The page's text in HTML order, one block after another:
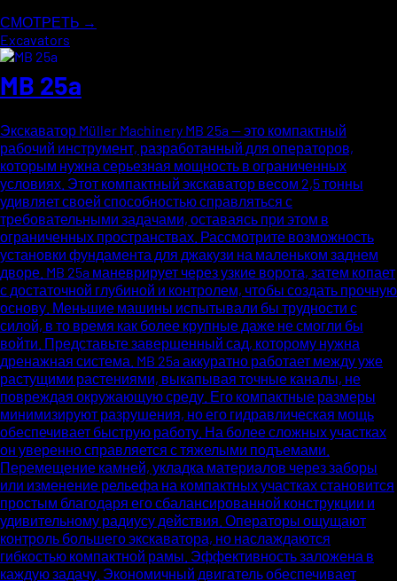
СМОТРЕТЬ →
Excavators
MB 25a
Экскаватор Müller Machinery MB 25a — это компактный
рабочий инструмент, разработанный для операторов,
которым нужна серьезная мощность в ограниченных
условиях. Этот компактный экскаватор весом 2,5 тонны
удивляет своей способностью справляться с
требовательными задачами, оставаясь при этом в
ограниченных пространствах. Рассмотрите возможность
установки фундамента для джакузи на маленьком заднем
дворе. MB 25a маневрирует через узкие ворота, затем копает
с достаточной глубиной и контролем, чтобы создать прочную
основу. Меньшие машины испытывали бы трудности с
силой, в то время как более крупные даже не смогли бы
войти. Представьте завершенный сад, которому нужна
дренажная система. MB 25a аккуратно работает между уже
растущими растениями, выкапывая точные каналы, не
повреждая окружающую среду. Его компактные размеры
минимизируют разрушения, но его гидравлическая мощь
обеспечивает быструю работу. На более сложных участках
он уверенно справляется с тяжелыми подъемами.
Перемещение камней, укладка материалов через заборы
или изменение рельефа на компактных участках становится
простым благодаря его сбалансированной конструкции и
удивительному радиусу действия. Операторы ощущают
контроль большего экскаватора, но наслаждаются
гибкостью компактной рамы. Эффективность заложена в
каждую задачу. Экономичный двигатель обеспечивает